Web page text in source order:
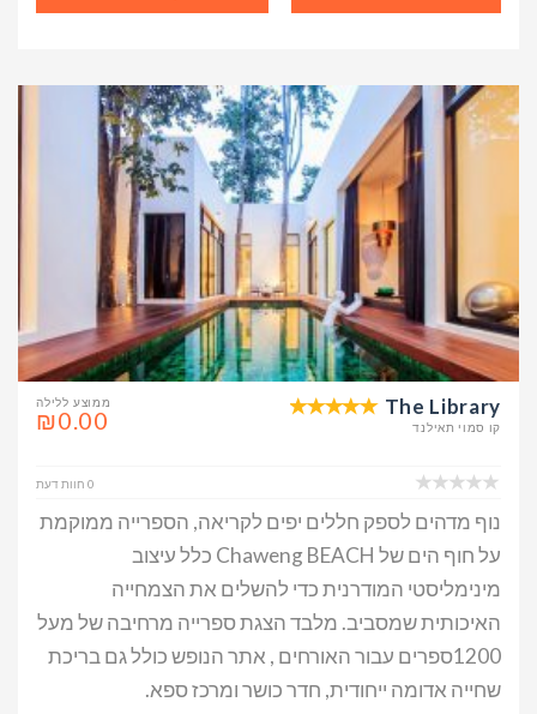
ממוצע ללילה
₪0.00 The Library
קו סמוי תאילנד
0 חוות דעת
נוף מדהים לספק חללים יפים לקריאה, הספרייה ממוקמת
על חוף הים של Chaweng BEACH כלל עיצוב
מינימליסטי המודרנית כדי להשלים את הצמחייה
האיכותית שמסביב. מלבד הצגת ספרייה מרחיבה של מעל
1200ספרים עבור האורחים , אתר הנופש כולל גם בריכת
שחייה אדומה ייחודית, חדר כושר ומרכז ספא.